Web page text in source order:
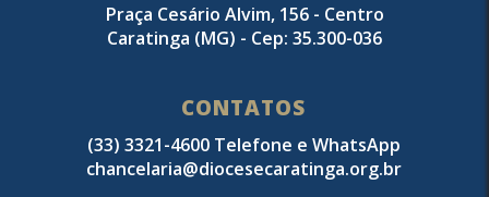
Praça Cesário Alvim, 156 - Centro
Caratinga (MG) - Cep: 35.300-036
CONTATOS
(33) 3321-4600 Telefone e WhatsApp
chancelaria@diocesecaratinga.org.br